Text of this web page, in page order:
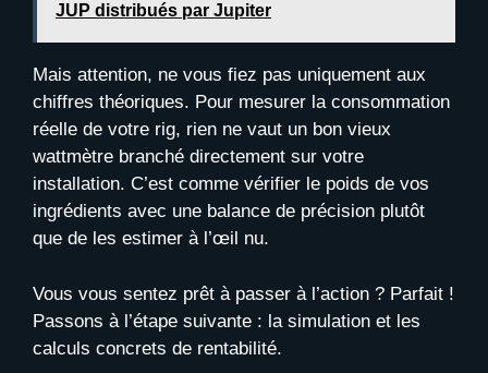
JUP distribués par Jupiter
Mais attention, ne vous fiez pas uniquement aux
chiffres théoriques. Pour mesurer la consommation
réelle de votre rig, rien ne vaut un bon vieux
wattmètre branché directement sur votre
installation. C’est comme vérifier le poids de vos
ingrédients avec une balance de précision plutôt
que de les estimer à l’œil nu.
Vous vous sentez prêt à passer à l’action ? Parfait !
Passons à l’étape suivante : la simulation et les
calculs concrets de rentabilité.